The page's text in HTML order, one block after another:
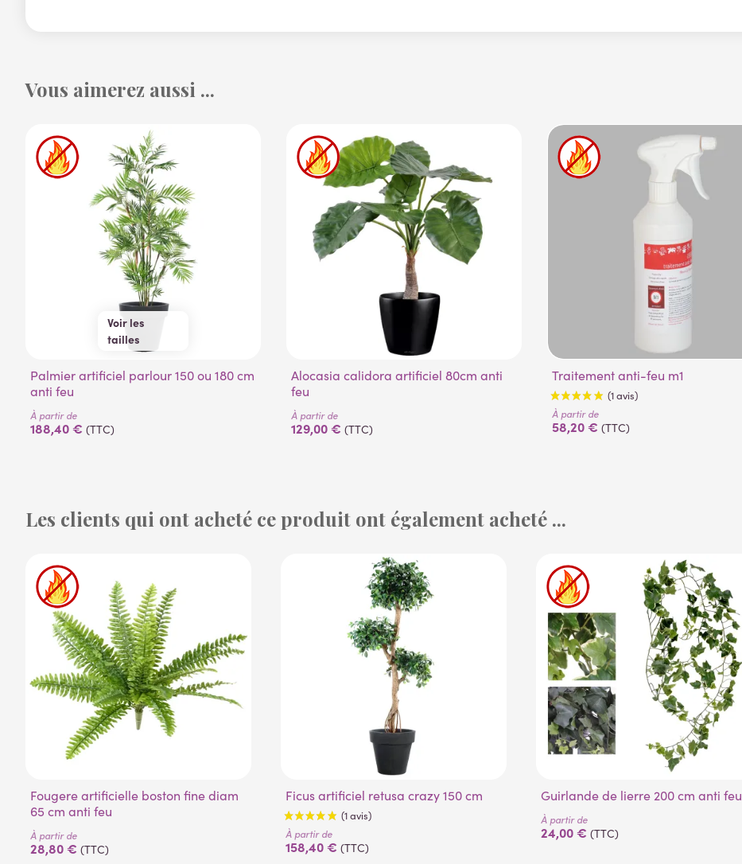
Vous aimerez aussi ...
Voir les
tailles
150 cm180 cm
Palmier artificiel parlour 150 ou 180 cm
anti feu
À partir de
188,40 € (TTC)
Alocasia calidora artificiel 80cm anti
feu
À partir de
129,00 € (TTC)
Traitement anti-feu m1
(1 avis)
À partir de
58,20 € (TTC)
Les clients qui ont acheté ce produit ont également acheté ...
Fougere artificielle boston fine diam
65 cm anti feu
À partir de
28,80 € (TTC)
Ficus artificiel retusa crazy 150 cm
À partir de
158,40 € (TTC)
Guirlande de lierre 200 cm anti feu
À partir de
24,00 € (TTC)